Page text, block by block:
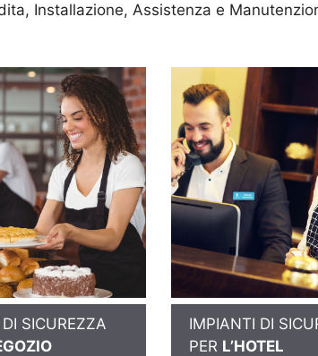
Installazione, Assistenza e
SICUREZZA
IMPIANTI DI
PER L’HOTEL